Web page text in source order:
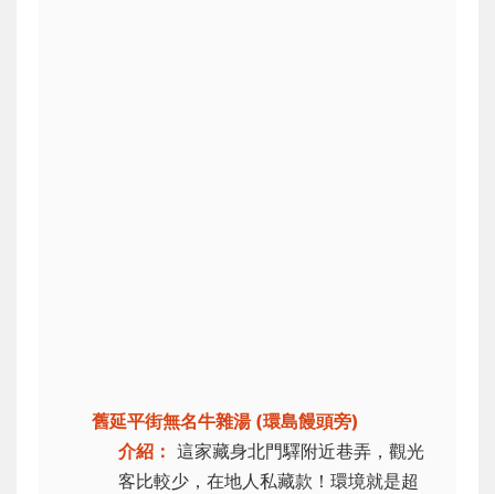
舊延平街無名牛雜湯 (環島饅頭旁)
介紹： 這家藏身北門驛附近巷弄，觀光
客比較少，在地人私藏款！環境就是超